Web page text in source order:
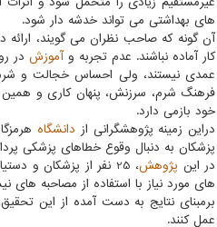
های بهداشتی می تواند خدشه دار شود.
آن گونه که صاحب نظران می گویند، ارائه
کار آماده نباشند. عدم تجربه وآموزش در
عمدی نیستند، ولی احساس خجالت و
فرهنگ شرم، سرزنش، پنهان کاری و همین
خود بازمی دارد.
دراین زمینه پژوهشگرانی از دانشگاه
پزشکان به دنبال وقوع خطاهای پزشکی
در این پژوهش
، 25 نفر از پزشکان
های مورد نیاز با استفاده از مصاحبه های
برمبنای نتایج به دست آمده از این
عمل کنند.